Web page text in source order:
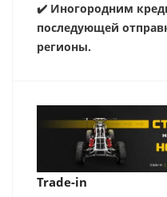
✔️ Иногородним
последующей
регионы.
Trade-in